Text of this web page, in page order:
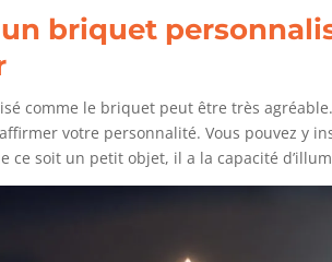
briquet
comme le briquet peut être très
votre personnalité. Vous pouvez y
ce soit un petit objet, il a la capacité